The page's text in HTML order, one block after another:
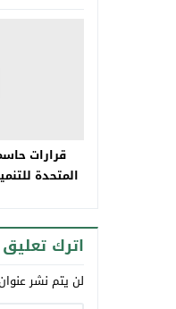
اترك تعليق
لن يتم نشر